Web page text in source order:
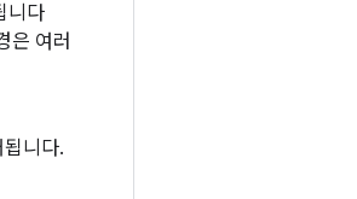
니다
은 여러
니다.